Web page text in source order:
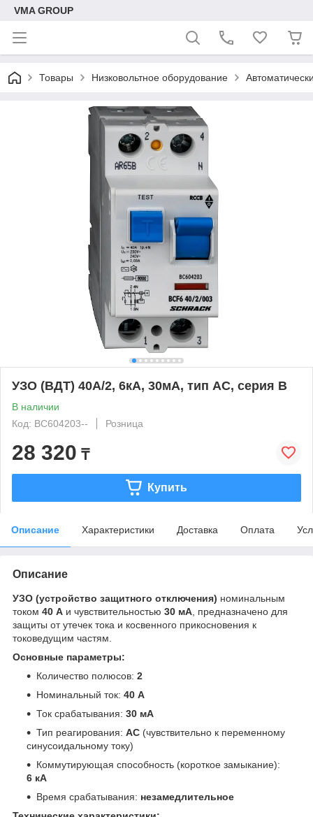
VMA GROUP
Товары Низковольтное оборудование
УЗО (ВДТ) 40А/2, 6кА, 30мА, тип АC, серия B
В наличии
Код: BC604203--
Розница
28 320 ₸
Купить
Описание Характеристики Доставка Оплата
Описание
УЗО (устройство защитного отключения) номинальным
током 40 А и чувствительностью 30 мА , предназначено для
защиты от утечек тока и косвенного прикосновения к
токоведущим частям.
Основные параметры:
Количество полюсов: 2
Номинальный ток: 40 А
Ток срабатывания: 30 мА
Тип реагирования: AC (чувствительно к переменному
синусоидальному току)
Коммутирующая способность (короткое замыкание):
6 кА
Время срабатывания: незамедлительное